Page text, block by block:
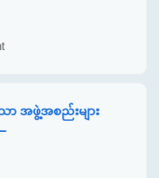
အဖွဲ့အစည်းများ